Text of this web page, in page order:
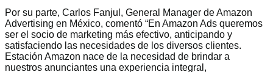
Por su parte, Carlos Fanjul, General Manager de Amazon
Advertising en México, comentó “En Amazon Ads queremos
ser el socio de marketing más efectivo, anticipando y
satisfaciendo las necesidades de los diversos clientes.
Estación Amazon nace de la necesidad de brindar a
nuestros anunciantes una experiencia integral,